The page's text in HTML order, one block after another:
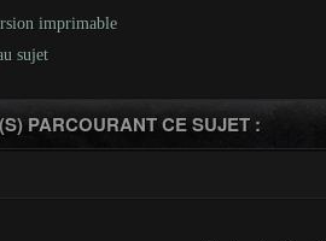
imprimable
sujet
PARCOURANT CE SUJET :